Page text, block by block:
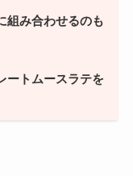
組み合わせるのも
ートムースラテを